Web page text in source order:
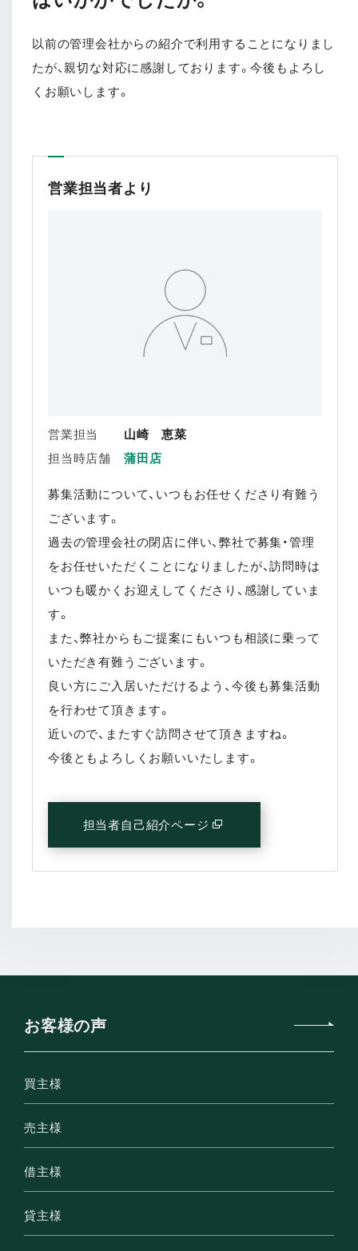
以前の管理会社からの紹介で利用することになりまし
たが、親切な対応に感謝しております。今後もよろし
くお願いします。
営業担当者より
営業担当
山崎 恵菜
担当時店舗
蒲田店
募集活動について、いつもお任せくださり有難う
ございます。
過去の管理会社の閉店に伴い、弊社で募集・管理
をお任せいただくことになりましたが、訪問時は
いつも暖かくお迎えしてくださり、感謝していま
す。
また、弊社からもご提案にもいつも相談に乗って
いただき有難うございます。
良い方にご入居いただけるよう、今後も募集活動
を行わせて頂きます。
近いので、またすぐ訪問させて頂きますね。
今後ともよろしくお願いいたします。
担当者自己紹介ページ
お客様の声
買主様
売主様
借主様
貸主様